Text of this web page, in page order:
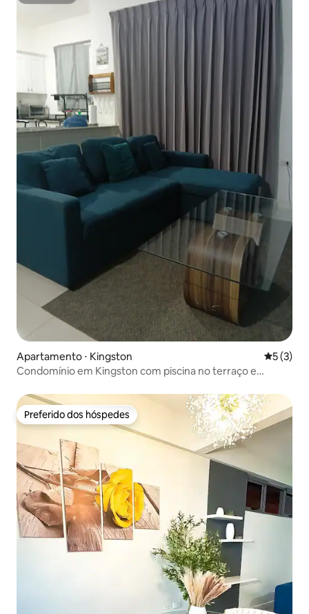
Apartamento ⋅ Kingston 5 de
5 (3)
Condomínio em Kingston com piscina no terraço e
Preferido dos hóspedes
Preferido dos hóspedes